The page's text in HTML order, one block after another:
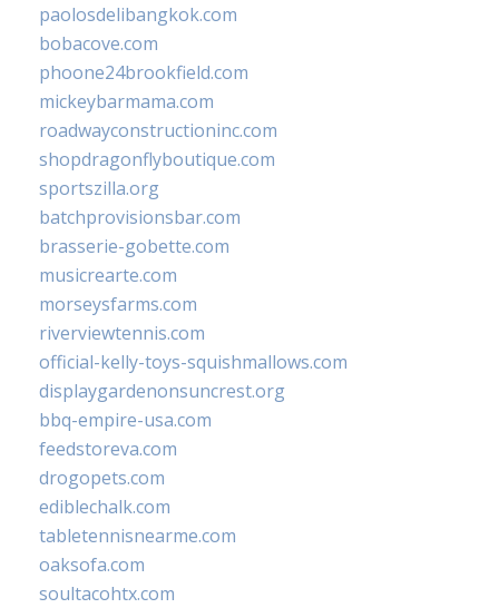
paolosdelibangkok.com
bobacove.com
phoone24brookfield.com
mickeybarmama.com
roadwayconstructioninc.com
shopdragonflyboutique.com
sportszilla.org
batchprovisionsbar.com
brasserie-gobette.com
musicrearte.com
morseysfarms.com
riverviewtennis.com
official-kelly-toys-squishmallows.com
displaygardenonsuncrest.org
bbq-empire-usa.com
feedstoreva.com
drogopets.com
ediblechalk.com
tabletennisnearme.com
oaksofa.com
soultacohtx.com